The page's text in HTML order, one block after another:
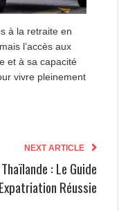
à la retraite en
l’accès aux
et à sa capacité
vivre pleinement
NEXT ARTICLE
: Le Guide
Réussie